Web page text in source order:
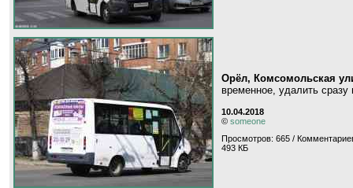
Орёл, Комсомольская
временное, удалить
10.04.2018
© someone
Просмотров: 665 /
493 КБ